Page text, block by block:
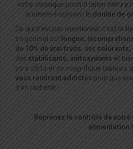
votre classique produit laitier nature
aromatisé contient le double de
Ce qui n’est pas mentionné, c’est la
en général est longue,
de 10% de vrai fruits, des colorants,
des stabilisants, anitoxydants et
pour clôturer ce magnifique tableau,
vous rendront addictes pour que
d’en racheter !
Reprenez le contrôle de
alimentation !